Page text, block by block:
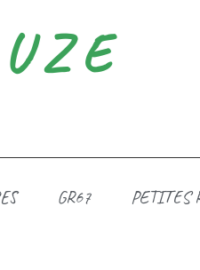
GR67 PETITES